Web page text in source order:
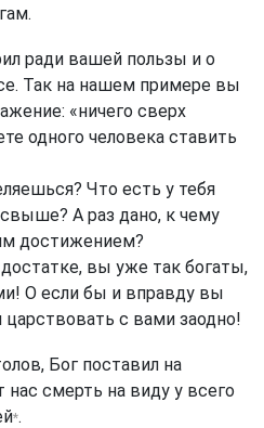
ради вашей пользы и о
Так на нашем примере вы
«ничего сверх
одного человека ставить
Что есть у тебя
А раз дано, к чему
достижением?
вы уже так богаты,
О если бы и вправду вы
с вами заодно!
Бог поставил на
смерть на виду у всего
*.